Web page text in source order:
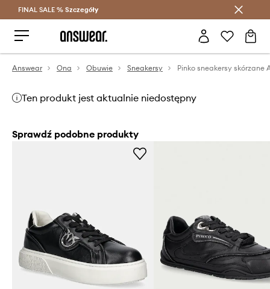
Oszczędzaj z Answear Club >
FINAL SALE % Szczegóły
Answear Ona Obuwie Sneakersy Pinko sneakersy skórzane
Ten produkt jest aktualnie niedostępny
Sprawdź podobne produkty